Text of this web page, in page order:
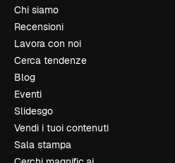
Chi siamo
Recensioni
Lavora con noi
Cerca tendenze
Blog
Eventi
Slidesgo
Vendi i tuoi contenuti
Sala stampa